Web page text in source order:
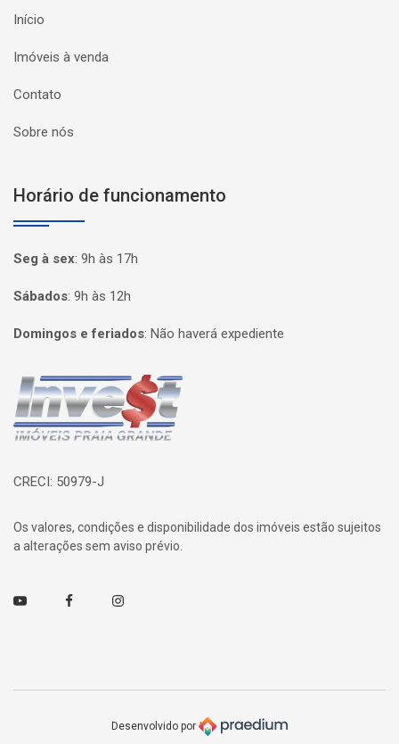
Início
Imóveis à venda
Contato
Sobre nós
Horário de funcionamento
Seg à sex: 9h às 17h
Sábados: 9h às 12h
Domingos e feriados: Não haverá expediente
Página inicial
CRECI: 50979-J
Os valores, condições e disponibilidade dos imóveis estão sujeitos
a alterações sem aviso prévio.
Youtube FacebookInstagram
Desenvolvido por